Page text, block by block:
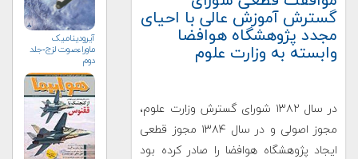
گسترش آموزش عالی با احیای
مجدد پژوهشگاه هوافضا
وابسته به وزارت علوم
در سال ۱۳۸۲ شورای گسترش وزارت علوم،
مجوز اصولی و در سال ۱۳۸۴ مجوز قطعی
ایجاد پژوهشگاه هوافضا را صادر کرده بود
آیرودینامیک
ماوراءصوت لزج-جلد
دوم